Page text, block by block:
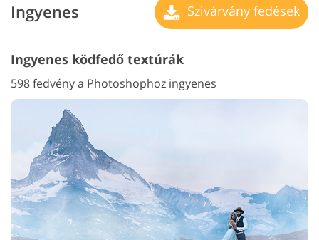
Ingyenes Szivárvány fedések
Ingyenes ködfedő textúrák
598 fedvény a Photoshophoz ingyenes